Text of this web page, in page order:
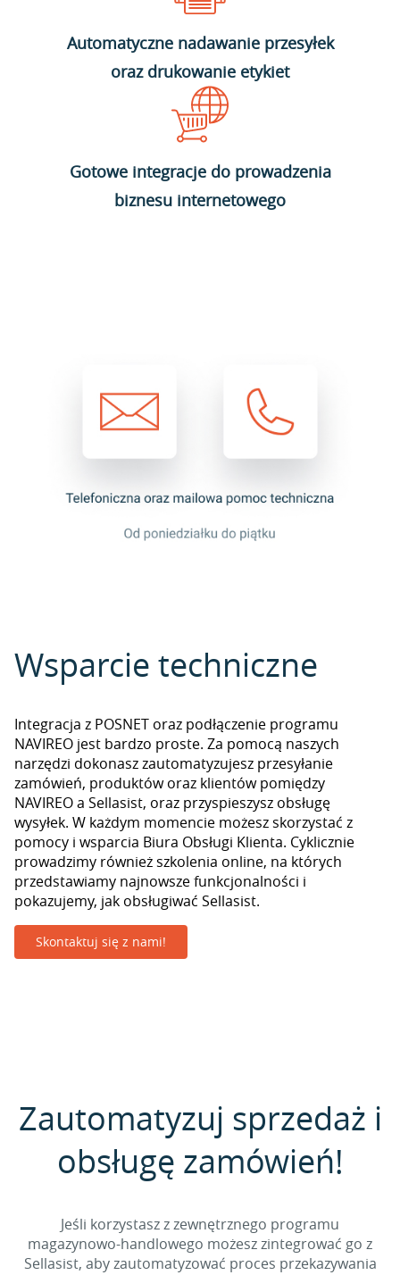
Automatyczne nadawanie przesyłek
oraz drukowanie etykiet
Gotowe integracje do prowadzenia
biznesu internetowego
Wsparcie techniczne
Integracja z POSNET oraz podłączenie programu
NAVIREO jest bardzo proste. Za pomocą naszych
narzędzi dokonasz zautomatyzujesz przesyłanie
zamówień, produktów oraz klientów pomiędzy
NAVIREO a Sellasist, oraz przyspieszysz obsługę
wysyłek. W każdym momencie możesz skorzystać z
pomocy i wsparcia Biura Obsługi Klienta. Cyklicznie
prowadzimy również szkolenia online, na których
przedstawiamy najnowsze funkcjonalności i
pokazujemy, jak obsługiwać Sellasist.
Skontaktuj się z nami!
Zautomatyzuj sprzedaż i
obsługę zamówień!
Jeśli korzystasz z zewnętrznego programu
magazynowo-handlowego możesz zintegrować go z
Sellasist, aby zautomatyzować proces przekazywania